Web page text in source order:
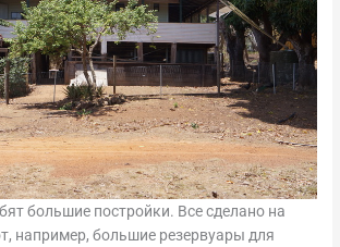
большие постройки. Все сделано на
например, большие резервуары для